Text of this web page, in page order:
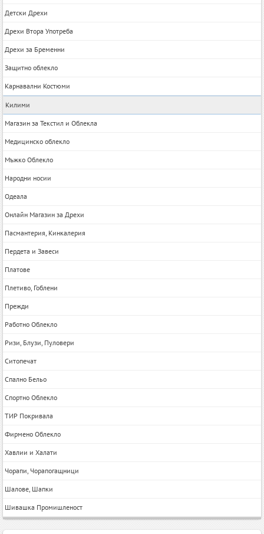
Детски Дрехи
Дрехи Втора Употреба
Дрехи за Бременни
Защитно облекло
Карнавални Костюми
Килими
Магазин за Текстил и Облекла
Медицинско облекло
Мъжко Облекло
Народни носии
Одеала
Онлайн Магазин за Дрехи
Пасмантерия, Кинкалерия
Пердета и Завеси
Платове
Плетиво, Гоблени
Прежди
Работно Облекло
Ризи, Блузи, Пуловери
Ситопечат
Спално Бельо
Спортно Облекло
ТИР Покривала
Фирмено Облекло
Хавлии и Халати
Чорапи, Чорапогащници
Шалове, Шапки
Шивашка Промишленост